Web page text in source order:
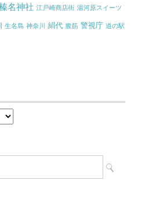
名神社 江戸崎商店街 湯河原スイーツ
生名島 神奈川 絹代 腹筋 警視庁 道の駅